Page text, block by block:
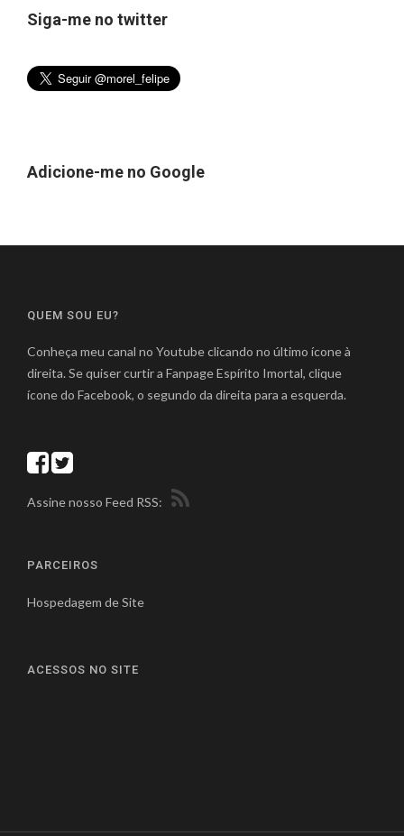
Siga-me no twitter
Adicione-me no Google
QUEM SOU EU?
Conheça meu canal no Youtube clicando no último ícone à
direita. Se quiser curtir a Fanpage Espírito Imortal, clique
ícone do Facebook, o segundo da direita para a esquerda.
Assine nosso Feed RSS:
PARCEIROS
Hospedagem de Site
ACESSOS NO SITE